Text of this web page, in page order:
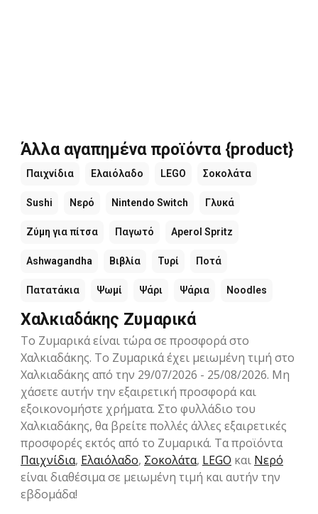
Άλλα αγαπημένα προϊόντα {product}
Παιχνίδια Ελαιόλαδο LEGO Σοκολάτα
Sushi Νερό Nintendo Switch Γλυκά
Ζύμη για πίτσα Παγωτό Aperol Spritz
Ashwagandha Βιβλία Τυρί Ποτά
Πατατάκια Ψωμί Ψάρι Ψάρια Noodles
Χαλκιαδάκης Ζυμαρικά
Το Ζυμαρικά είναι τώρα σε προσφορά στο
Χαλκιαδάκης. Το Ζυμαρικά έχει μειωμένη τιμή στο
Χαλκιαδάκης από την 29/07/2026 - 25/08/2026. Μη
χάσετε αυτήν την εξαιρετική προσφορά και
εξοικονομήστε χρήματα. Στο φυλλάδιο του
Χαλκιαδάκης, θα βρείτε πολλές άλλες εξαιρετικές
προσφορές εκτός από το Ζυμαρικά. Τα προϊόντα
Παιχνίδια, Ελαιόλαδο, Σοκολάτα, LEGO και Νερό
είναι διαθέσιμα σε μειωμένη τιμή και αυτήν την
εβδομάδα!